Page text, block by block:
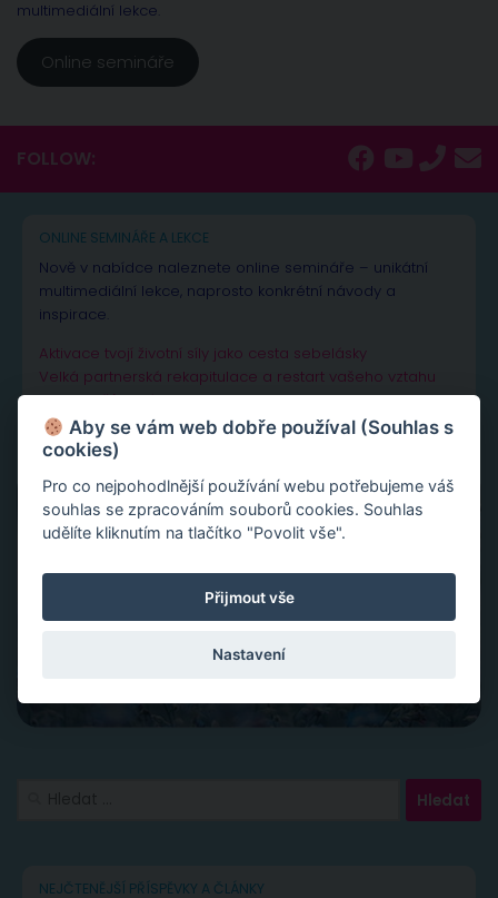
multimediální lekce.
Online semináře
FOLLOW:
ONLINE SEMINÁŘE A LEKCE
Nově v nabídce naleznete online semináře – unikátní
multimediální lekce, naprosto konkrétní návody a
inspirace.
Aktivace tvojí životní síly jako cesta sebelásky
Velká partnerská rekapitulace a restart vašeho vztahu
Slovy ke šťastnému vztahu
NEJČTENĚJŠÍ PŘÍSPĚVKY A ČLÁNKY
Aby se vám web dobře používal (Souhlas s
cookies)
Pro co nejpohodlnější používání webu potřebujeme váš
souhlas se zpracováním souborů cookies. Souhlas
udělíte kliknutím na tlačítko "Povolit vše".
Přijmout vše
Nastavení